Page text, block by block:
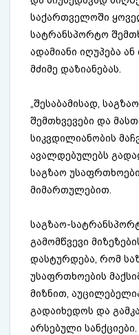
საქართველოში
სატრანსპორტო
ადამიანი იღუპება
მძიმე დაზიანებას.
„შესაბამისად,
შემთხვევები და
სიკვდილიანობის
ავალდებულებს
საგზაო
მიმართულებით.
საგზაო-
გამომწვევი
დასტურდება, რომ
უსაფრთხოების
მიზნით,
გადაიხედოს და
არსებული სანქციები.